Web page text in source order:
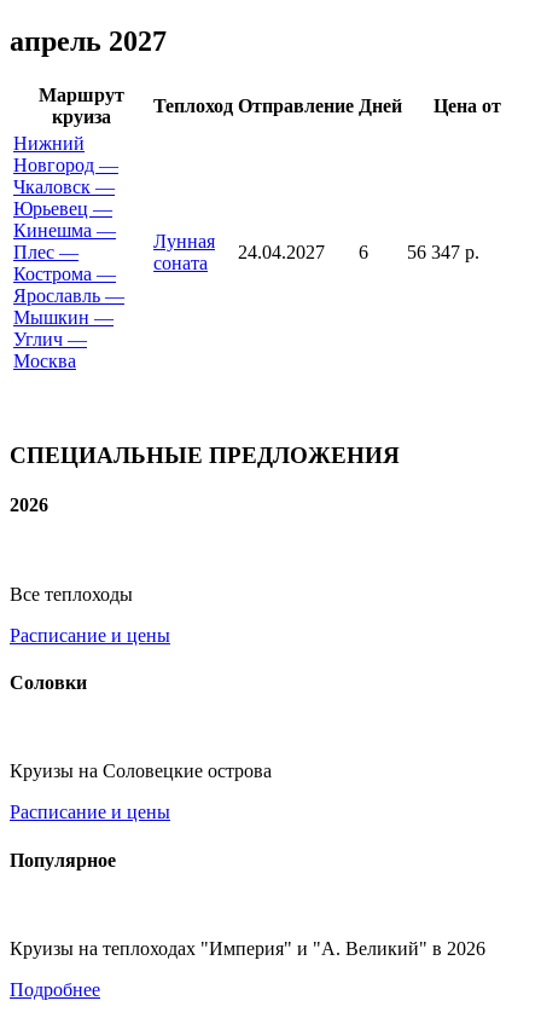
апрель 2027
Маршрут
круиза
Теплоход Отправление Дней
Цена от
Нижний
Новгород —
Чкаловск —
Юрьевец —
Кинешма —
Плес —
Кострома —
Ярославль —
Мышкин —
Углич —
Москва
Лунная
соната
24.04.2027 6 56 347 р.
СПЕЦИАЛЬНЫЕ ПРЕДЛОЖЕНИЯ
2026
Все теплоходы
Расписание и цены
Соловки
Круизы на Соловецкие острова
Расписание и цены
Популярное
Круизы на теплоходах "Империя" и "А. Великий" в 2026
Подробнее